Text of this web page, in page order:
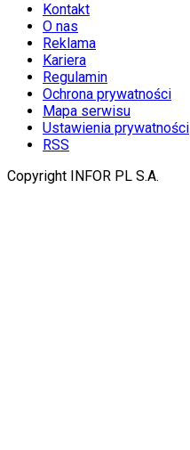
Kontakt
O nas
Reklama
Kariera
Regulamin
Ochrona prywatności
Mapa serwisu
Ustawienia prywatności
RSS
Copyright INFOR PL S.A.